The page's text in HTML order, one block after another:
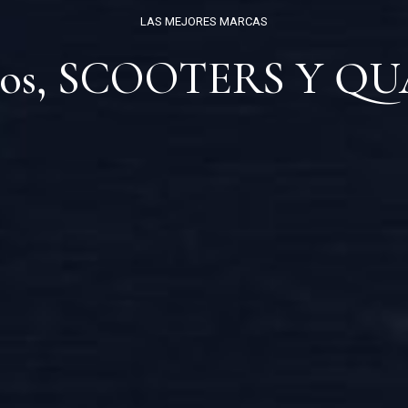
LAS MEJORES MARCAS
SCOOTERS Y